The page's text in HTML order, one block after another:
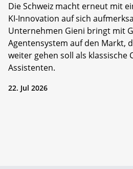
Die Schweiz macht erneut mit
KI-Innovation auf sich
Unternehmen Gieni bringt mit
Agentensystem auf den Markt,
weiter gehen soll als klassische
Assistenten.
22. Jul 2026